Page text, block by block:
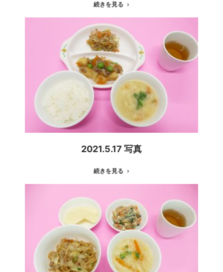
続きを見る
2021.5.17 写真
続きを見る